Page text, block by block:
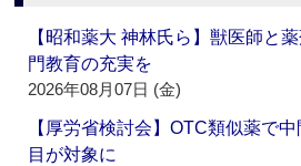
【昭和薬大 神林氏ら】獣医師と
門教育の充実を
2026年08月07日 (金)
【厚労省検討会】OTC類似薬で
目が対象に